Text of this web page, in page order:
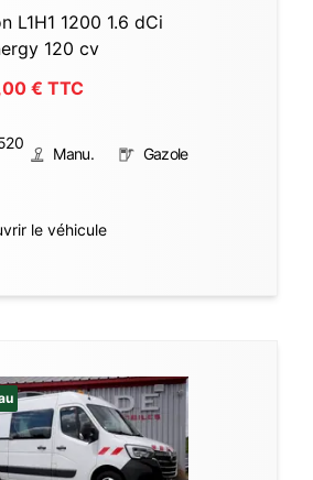
L1H1 1200 1.6 dCi
120 cv
€ TTC
Manu. Gazole
le véhicule